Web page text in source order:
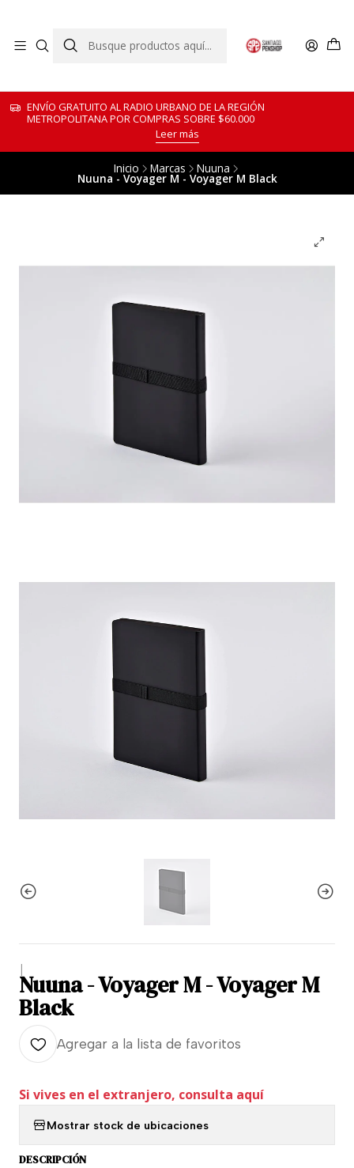
ENVÍO GRATUITO AL RADIO URBANO DE LA REGIÓN
METROPOLITANA POR COMPRAS SOBRE $60.000
Leer más
Inicio Marcas Nuuna
Nuuna - Voyager M - Voyager M Black
|
Nuuna - Voyager M - Voyager M
Black
Agregar a la lista de favoritos
Si vives en el extranjero, consulta aquí
Mostrar stock de ubicaciones
DESCRIPCIÓN